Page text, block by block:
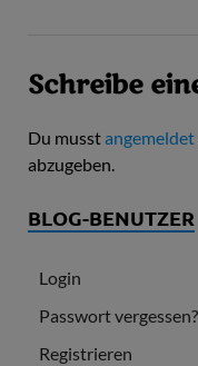
Schreibe
Du musstangemeldet
abzugeben.
BLOG-BENUTZER
Login
Passwort vergessen?
Registrieren